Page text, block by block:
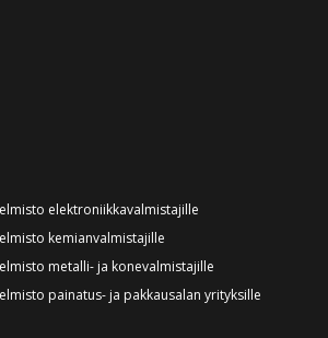
elektroniikkavalmistajille
kemianvalmistajille
metalli- ja konevalmistajille
painatus- ja pakkausalan yrityksille